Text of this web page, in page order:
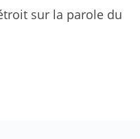
sur la parole du